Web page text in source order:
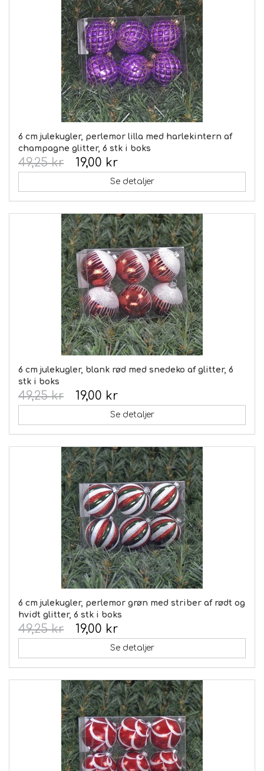
6 cm julekugler, perlemor lilla med harlekintern af
champagne glitter, 6 stk i boks
19,00 kr
49,25 kr
Se detaljer
6 cm julekugler, blank rød med snedeko af glitter, 6
stk i boks
19,00 kr
49,25 kr
Se detaljer
6 cm julekugler, perlemor grøn med striber af rødt og
hvidt glitter, 6 stk i boks
19,00 kr
49,25 kr
Se detaljer